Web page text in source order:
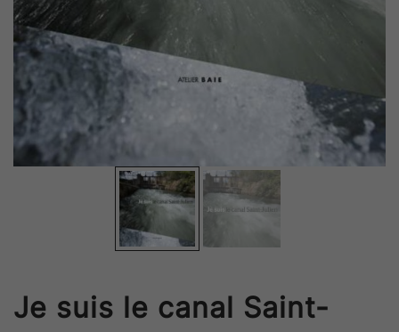
Je suis le canal Saint-